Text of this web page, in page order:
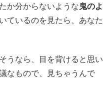
か分からないような鬼のよ
ているのを見たら、あなた
うなら、目を背けると思い
なもので、見ちゃうんで